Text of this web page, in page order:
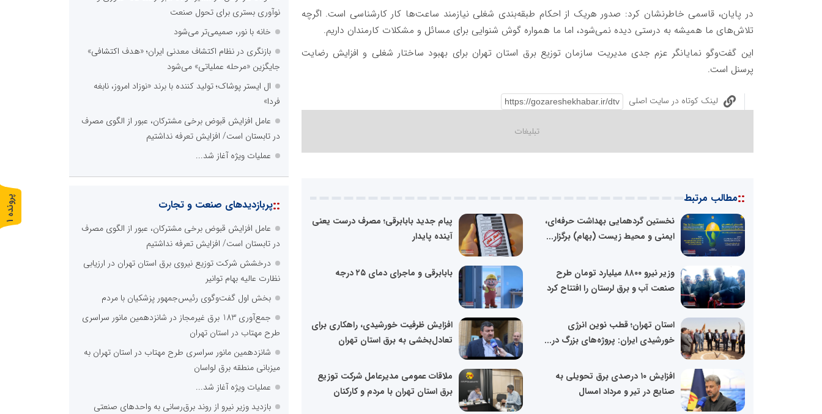
در پایان، قاسمی خاطرنشان کرد: صدور هریک از احکام طبقه‌بندی شغلی نیازمند ساعت‌ها کار کارشناسی است. اگرچه
تلاش‌های ما همیشه به درستی دیده نمی‌شود، اما ما همواره گوش شنوایی برای مسائل و مشکلات کارمندان داریم.
این گفت‌وگو نمایانگر عزم جدی مدیریت سازمان توزیع برق استان تهران برای بهبود ساختار شغلی و افزایش رضایت
پرسنل است.
لینک کوتاه در سایت اصلی
::مطالب مرتبط
نخستین گردهمایی بهداشت حرفه‌ای،
ایمنی و محیط زیست (بهام) برگزار...
پیام جدید بابابرقی؛ مصرف درست یعنی
آینده پایدار
وزیر نیرو ۸۸۰۰ میلیارد تومان طرح
صنعت آب و برق لرستان را افتتاح کرد
بابابرقی و ماجرای دمای ۲۵ درجه
استان تهران؛ قطب نوین انرژی
خورشیدی ایران: پروژه‌های بزرگ در...
افزایش ظرفیت خورشیدی، راهکاری برای
تعادل‌بخشی به برق استان تهران
افزایش ۱۰ درصدی برق تحویلی به
صنایع در تیر و مرداد امسال
ملاقات عمومی مدیرعامل شرکت توزیع
برق استان تهران با مردم و کارکنان
نوآوری بستری برای تحول صنعت
خانه با نور، صمیمی‌تر می‌شود
بازنگری در نظام اکتشاف معدنی ایران؛ «هدف اکتشافی»
جایگزین «مرحله عملیاتی» می‌شود
ال ایستر پوشاک؛ تولید کننده با برند «نوزاد امروز، نابغه
فردا»
عامل افزایش قبوض برخی مشترکان، عبور از الگوی مصرف
در تابستان است/ افزایش تعرفه نداشتیم
عملیات ویژه آغاز شد...
::پربازدیدهای صنعت و تجارت
عامل افزایش قبوض برخی مشترکان، عبور از الگوی مصرف
در تابستان است/ افزایش تعرفه نداشتیم
درخشش شرکت توزیع نیروی برق استان تهران در ارزیابی
نظارت عالیه بهام توانیر
بخش اول گفت‌وگوی رئیس‌جمهور پزشکیان با مردم
جمع‌آوری 183 برق غیرمجاز در شانزدهمین مانور سراسری
طرح مهتاب در استان تهران
شانزدهمین مانور سراسری طرح مهتاب در استان تهران به
میزبانی منطقه برق لواسان
عملیات ویژه آغاز شد...
بازدید وزیر نیرو از روند برق‌رسانی به واحدهای صنعتی
پ
ر
و
ن
د
ه
1